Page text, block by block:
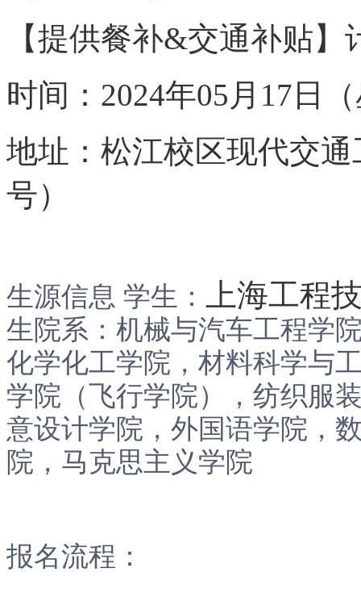
【提供餐补&交通补贴】
时间 ： 2024年05月17 日
地址 ： 松江校区现代交
号）
生源信息 学生： 上海工程
生院系：机械与汽车工程学
化学化工学院，材料科学与
学院（飞行学院），纺织服
意设计学院，外国语学院，
院，马克思主义学院
报名流程：